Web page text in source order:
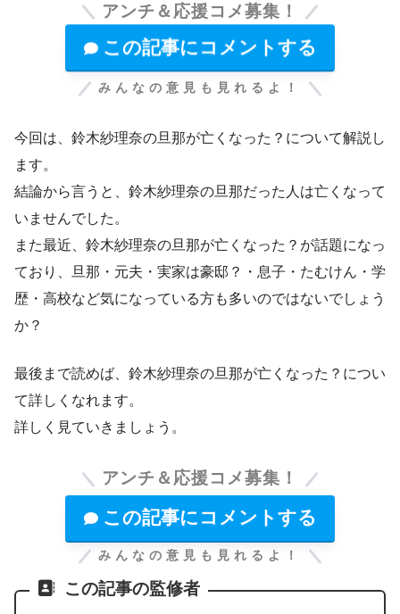
アンチ＆応援コメ募集！
この記事にコメントする
みんなの意見も見れるよ！
今回は、鈴木紗理奈の旦那が亡くなった？について解説し
ます。
結論から言うと、鈴木紗理奈の旦那だった人は亡くなって
いませんでした。
また最近、鈴木紗理奈の旦那が亡くなった？が話題になっ
ており、旦那・元夫・実家は豪邸？・息子・たむけん・学
歴・高校など気になっている方も多いのではないでしょう
か？
最後まで読めば、鈴木紗理奈の旦那が亡くなった？につい
て詳しくなれます。
詳しく見ていきましょう。
アンチ＆応援コメ募集！
この記事にコメントする
みんなの意見も見れるよ！
この記事の監修者